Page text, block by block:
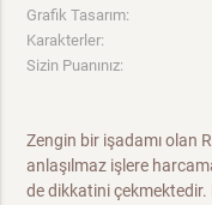
Grafik Tasarım:
Karakterler:
Sizin Puanınız:
Zengin bir işadamı olan
anlaşılmaz işlere
de dikkatini çekmektedir.